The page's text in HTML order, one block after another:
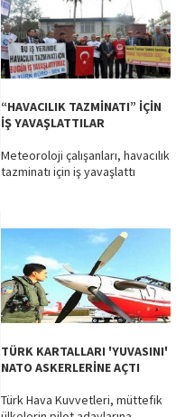
“HAVACILIK TAZMİNATI” İÇİN
İŞ YAVAŞLATTILAR
Meteoroloji çalışanları, havacılık
tazminatı için iş yavaşlattı
TÜRK KARTALLARI 'YUVASINI'
NATO ASKERLERİNE AÇTI
Türk Hava Kuvvetleri, müttefik